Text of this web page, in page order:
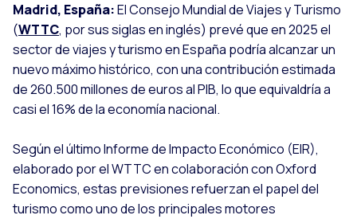
Madrid, España:El Consejo Mundial de Viajes y Turismo
(WTTC, por sus siglas en inglés) prevé que en 2025 el
sector de viajes y turismo en España podría alcanzar un
nuevo máximo histórico, con una contribución estimada
de 260.500 millones de euros al PIB, lo que equivaldría a
casi el 16% de la economía nacional.
Según el último Informe de Impacto Económico (EIR),
elaborado por el WTTC en colaboración con Oxford
Economics, estas previsiones refuerzan el papel del
turismo como uno de los principales motores